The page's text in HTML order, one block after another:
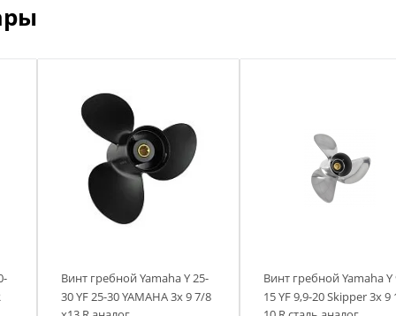
Винт гребной Yamaha Y 25-
30 YF 25-30 YAMAHA 3х 9 7/8
Винт гребной Yamaha Y
15 YF 9,9-20 Skipper 3х 9